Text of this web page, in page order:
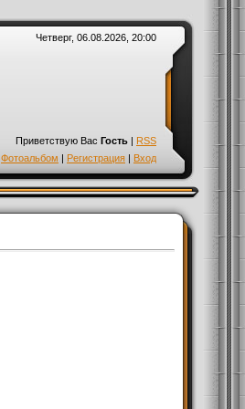
Четверг, 06.08.2026, 20:00
Приветствую Вас Гость | RSS
Фотоальбом | Регистрация | Вход